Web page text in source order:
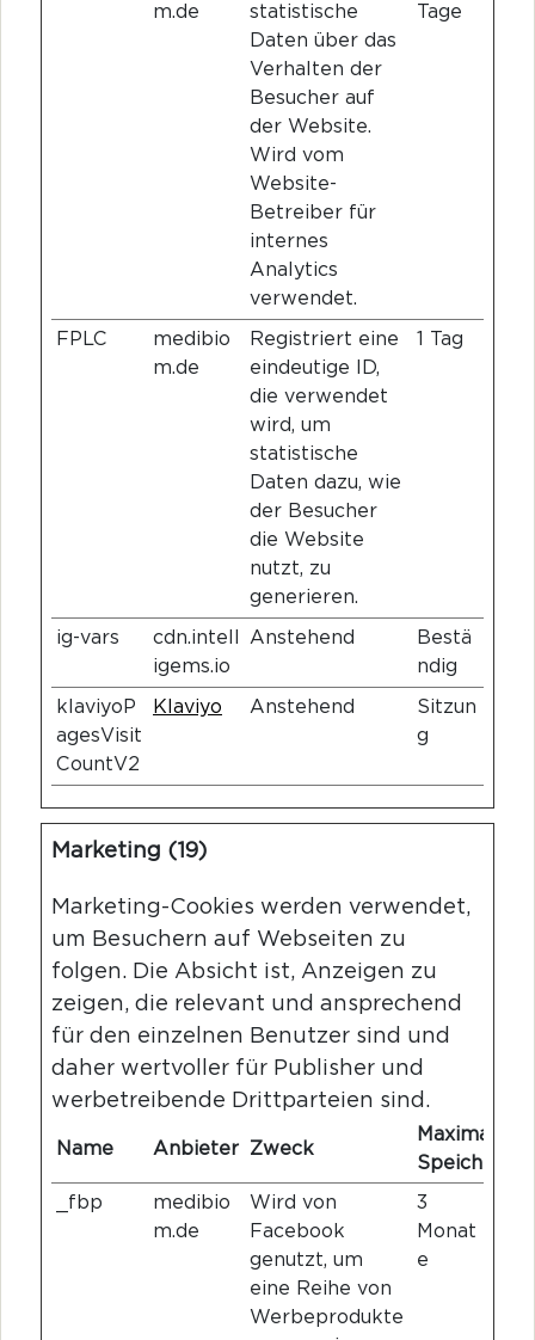
m.de
statistische
Daten über das
Verhalten der
Besucher auf
der Website.
Wird vom
Website-
Betreiber für
internes
Analytics
verwendet.
Tage
FPLC
medibio
m.de
Registriert eine
eindeutige ID,
die verwendet
wird, um
statistische
Daten dazu, wie
der Besucher
die Website
nutzt, zu
generieren.
1 Tag
ig-vars
cdn.intell
igems.io
Anstehend
Bestä
ndig
klaviyoP
agesVisit
CountV2
Klaviyo Anstehend
Sitzun
g
Marketing (19)
Marketing-Cookies werden verwendet,
um Besuchern auf Webseiten zu
folgen. Die Absicht ist, Anzeigen zu
zeigen, die relevant und ansprechend
für den einzelnen Benutzer sind und
daher wertvoller für Publisher und
werbetreibende Drittparteien sind.
Name Anbieter Zweck
Maximale
_fbp
medibio
m.de
Wird von
Facebook
genutzt, um
eine Reihe von
Werbeprodukte
3
Monat
e